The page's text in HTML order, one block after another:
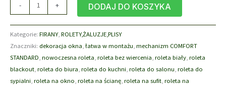
-
Roleta
Rzymska
DomowiPabra
biała
kompletna
na
zamówienie
+ DODAJ DO KOSZYKA
Kategorie: FIRANY, ROLETY,ŻALUZJE,PLISY
Znaczniki: dekoracja okna, łatwa w montażu, mechanizm COMFORT
STANDARD, nowoczesna roleta, roleta bez wiercenia, roleta biały, roleta
blackout, roleta do biura, roleta do kuchni, roleta do salonu, roleta do
sypialni, roleta na okno, roleta na ścianę, roleta na sufit, roleta na